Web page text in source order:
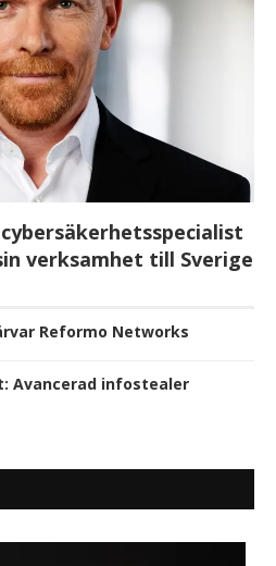
verksamhet till Sverige
Reformo Networks
Avancerad infostealer